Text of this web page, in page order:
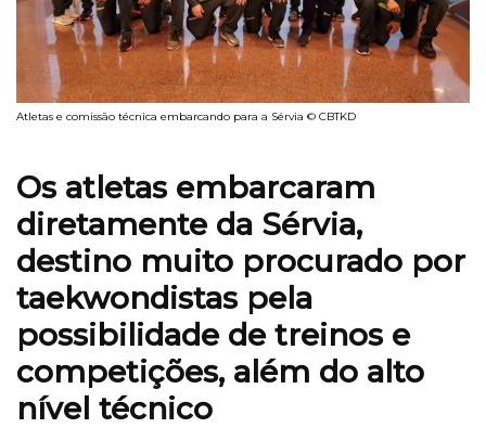
Atletas e comissão técnica embarcando para a Sérvia © CBTKD
Os atletas embarcaram
diretamente da Sérvia,
destino muito procurado por
taekwondistas pela
possibilidade de treinos e
competições, além do alto
nível técnico